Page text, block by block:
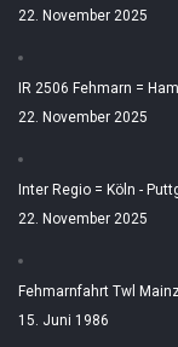
22. November 2025
IR 2506 Fehmarn =
22. November 2025
Inter Regio = Köln -
22. November 2025
Fehmarnfahrt Twl
15. Juni 1986